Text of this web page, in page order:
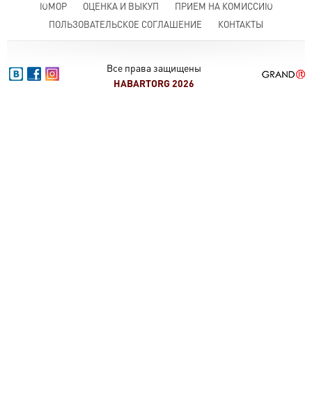
ЮМОР
ОЦЕНКА И ВЫКУП
ПРИЕМ НА КОМИССИЮ
ПОЛЬЗОВАТЕЛЬСКОЕ СОГЛАШЕНИЕ
КОНТАКТЫ
Все права защищены
HABARTORG 2026